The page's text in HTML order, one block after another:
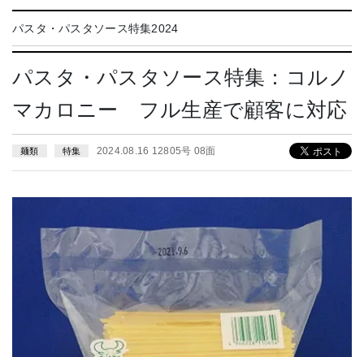
パスタ・パスタソース特集2024
パスタ・パスタソース特集：コルノ
マカロニー フル生産で顧客に対応
麺類 特集 2024.08.16 12805号 08面